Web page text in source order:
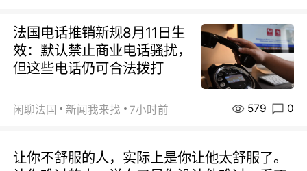
法国电话推销新规8月11日生
效：默认禁止商业电话骚扰，
但这些电话仍可合法拨打
闲聊法国 新闻我来找 7小时前 579 0
让你不舒服的人，实际上是你让他太舒服了。